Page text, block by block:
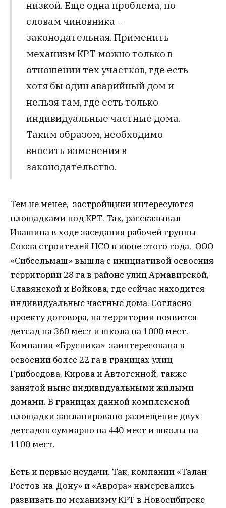
низкой. Еще одна проблема, по
словам чиновника –
законодательная. Применить
механизм КРТ можно только в
отношении тех участков, где есть
хотя бы один аварийный дом и
нельзя там, где есть только
индивидуальные частные дома.
Таким образом, необходимо
вносить изменения в
законодательство.
Тем не менее, застройщики интересуются
площадками под КРТ. Так, рассказывал
Ивашина в ходе заседания рабочей группы
Союза строителей НСО в июне этого года, ООО
«Сибсельмаш» вышла с инициативой освоения
территории 28 га в районе улиц Армавирской,
Славянской и Войкова, где сейчас находится
индивидуальные частные дома. Согласно
проекту договора, на территории появится
детсад на 360 мест и школа на 1000 мест.
Компания «Брусника» заинтересована в
освоении более 22 га в границах улиц
Грибоедова, Кирова и Автогенной, также
занятой ныне индивидуальными жилыми
домами. В границах данной комплексной
площадки запланировано размещение двух
детсадов суммарно на 440 мест и школы на
1100 мест.
Есть и первые неудачи. Так, компании «Талан-
Ростов-на-Дону» и «Аврора» намеревались
развивать по механизму КРТ в Новосибирске